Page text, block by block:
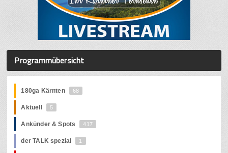
Programmübersicht
180ga Kärnten 68
Aktuell 5
Ankünder & Spots 417
der TALK spezial 1